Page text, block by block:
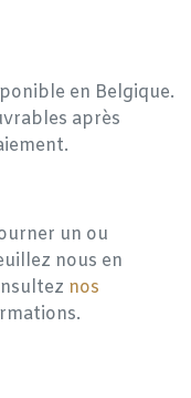
en Belgique.
après
un ou
nous en
nos